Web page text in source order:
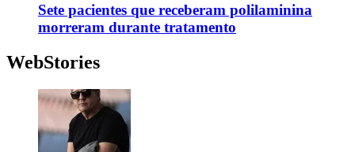
Sete pacientes que receberam polilaminina
morreram durante tratamento
WebStories